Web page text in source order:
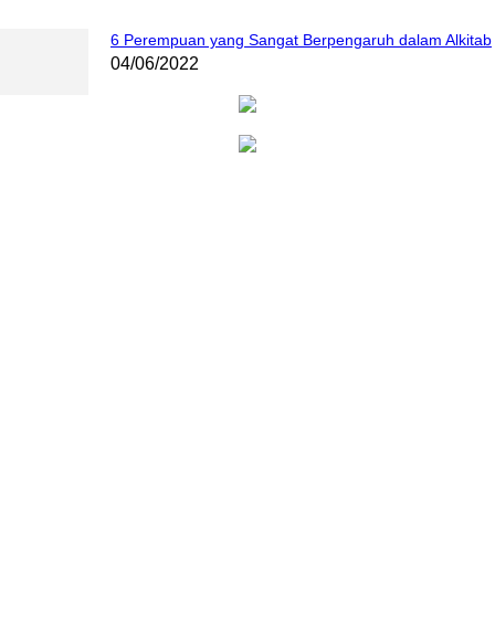
6 Perempuan yang Sangat Berpengaruh dalam Alkitab
04/06/2022